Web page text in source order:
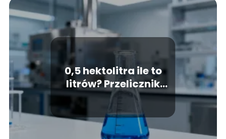
0,5 hektolitra ile to
litrów? Przelicznik
jednostek objętości